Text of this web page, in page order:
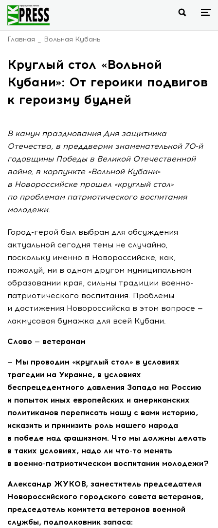
Главная Вольная Кубань
Круглый стол «Вольной
Кубани»: От героики подвигов
к героизму будней
В канун празднования Дня защитника
Отечества, в преддверии знаменательной 70-й
годовщины Победы в Великой Отечественной
войне, в корпункте «Вольной Кубани»
в Новороссийске прошел «круглый стол»
по проблемам патриотического воспитания
молодежи.
Город-герой был выбран для обсуждения
актуальной сегодня темы не случайно,
поскольку именно в Новороссийске, как,
пожалуй, ни в одном другом муниципальном
образовании края, сильны традиции военно-
патриотического воспитания. Проблемы
и достижения Новороссийска в этом вопросе —
лакмусовая бумажка для всей Кубани.
Слово — ветеранам
— Мы проводим «круглый стол» в условиях
трагедии на Украине, в условиях
беспрецедентного давления Запада на Россию
и попыток иных европейских и американских
политиканов переписать нашу с вами историю,
исказить и принизить роль нашего народа
в победе над фашизмом. Что мы должны делать
в таких условиях, надо ли что-то менять
в военно-патриотическом воспитании молодежи?
Александр ЖУКОВ, заместитель председателя
Новороссийского городского совета ветеранов,
председатель комитета ветеранов военной
службы, подполковник запаса: